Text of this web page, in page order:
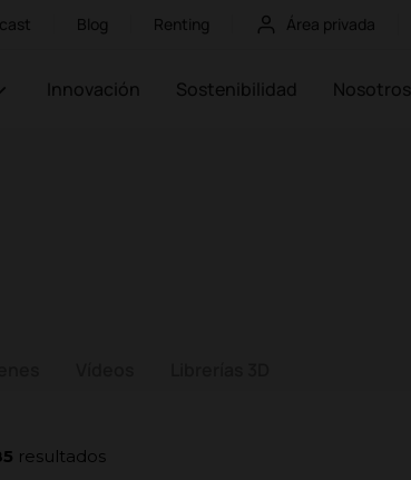
Blog Renting Área privada
Innovación Sostenibilidad Nosotros
resultados